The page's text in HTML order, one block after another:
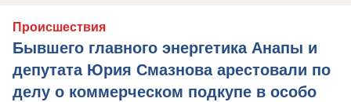
Происшествия
Бывшего главного энергетика Анапы и
депутата Юрия Смазнова арестовали по
делу о коммерческом подкупе в особо